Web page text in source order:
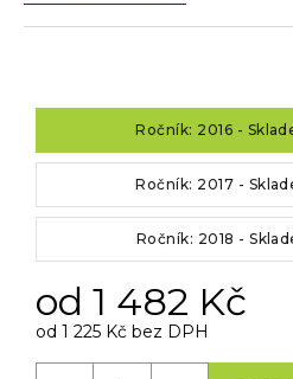
Ročník: 2016 -
Ročník: 2017 -
Ročník: 2018 -
od 1 482 Kč
od 1 225 Kč bez DPH
D
p
u